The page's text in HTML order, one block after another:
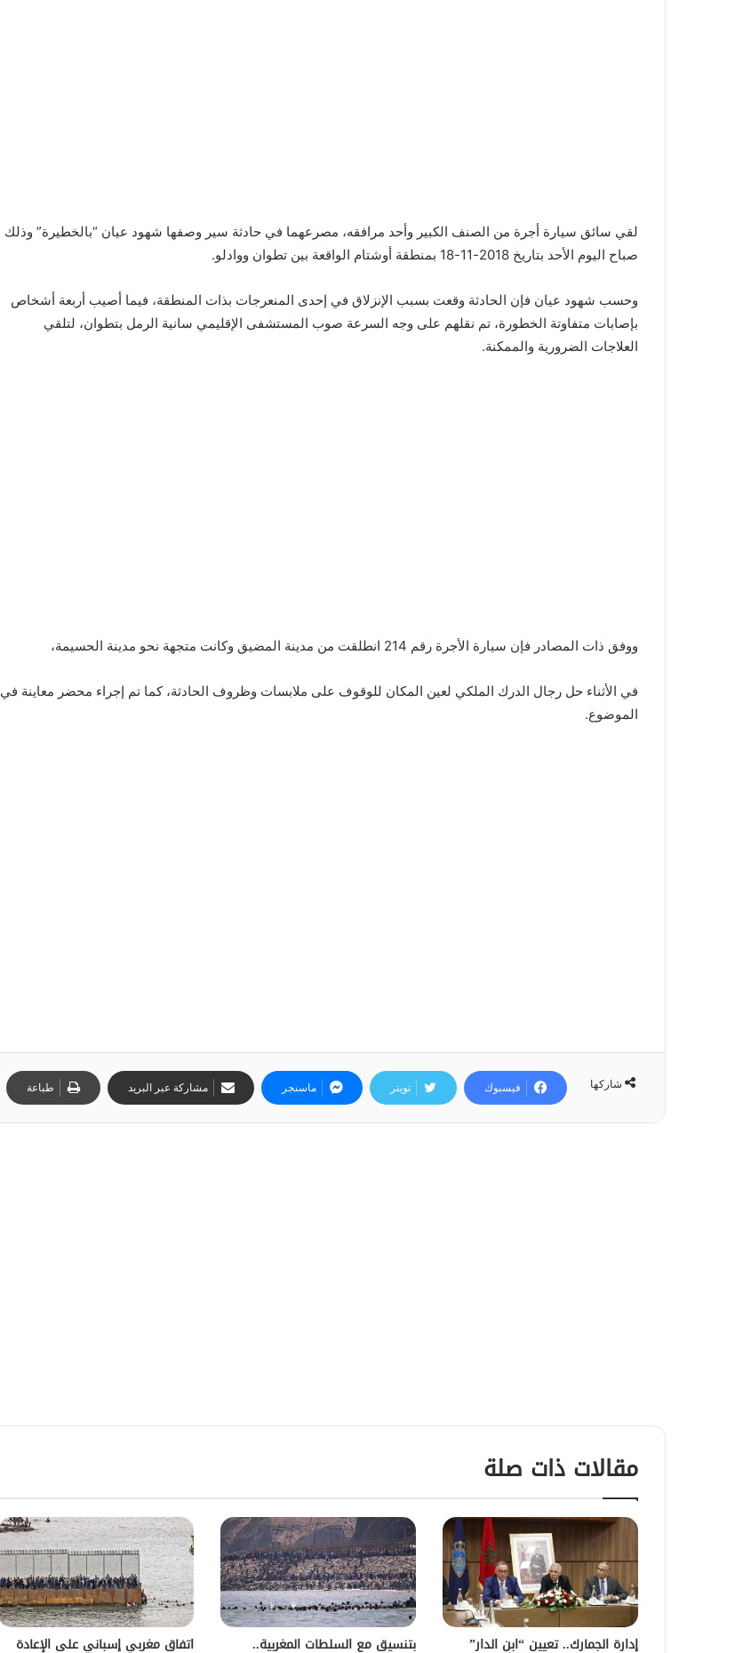
لقي سائق سيارة أجرة من الصنف الكبير وأحد مرافقه، مصرعهما في حادثة سير وصفها شهود عيان “بالخطيرة” وذلك
صباح اليوم الأحد بتاريخ 2018-11-18 بمنطقة أوشتام الواقعة بين تطوان ووادلو.
وحسب شهود عيان فإن الحادثة وقعت بسبب الإنزلاق في إحدى المنعرجات بذات المنطقة، فيما أصيب أربعة أشخاص
بإصابات متفاوتة الخطورة، تم نقلهم على وجه السرعة صوب المستشفى الإقليمي سانية الرمل بتطوان، لتلقي
العلاجات الضرورية والممكنة.
ووفق ذات المصادر فإن سيارة الأجرة رقم 214 انطلقت من مدينة المضيق وكانت متجهة نحو مدينة الحسيمة،
في الأثناء حل رجال الدرك الملكي لعين المكان للوقوف على ملابسات وظروف الحادثة، كما تم إجراء محضر معاينة في
الموضوع.
شاركها فيسبوك تويتر ماسنجر مشاركة عبر البريد طباعة
مقالات ذات صلة
إدارة الجمارك.. تعيين “ابن الدار” بتنسيق مع السلطات المغربية.. اتفاق مغربي إسباني على الإعادة